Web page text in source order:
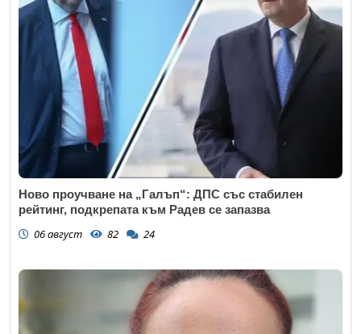
Ново проучване на „Галъп“: ДПС със стабилен
рейтинг, подкрепата към Радев се запазва
06 август 82 24